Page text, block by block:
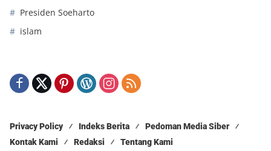
Presiden Soeharto
islam
Privacy Policy Indeks Berita
Pedoman Media Siber
Kontak Kami
Redaksi Tentang Kami